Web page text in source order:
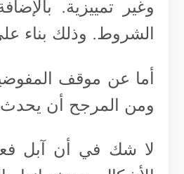
وغير تمييزية.
الشروط. وذلك بناء
أما عن موقف
ومن المرجح أن يحدث
لا شك في أن آبل